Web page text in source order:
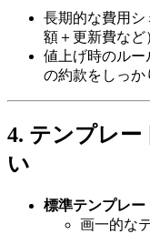
長期的な費用シ
額＋更新費など
値上げ時のル
の約款をしっか
4. テンプレー
い
標準テンプレ
画一的な